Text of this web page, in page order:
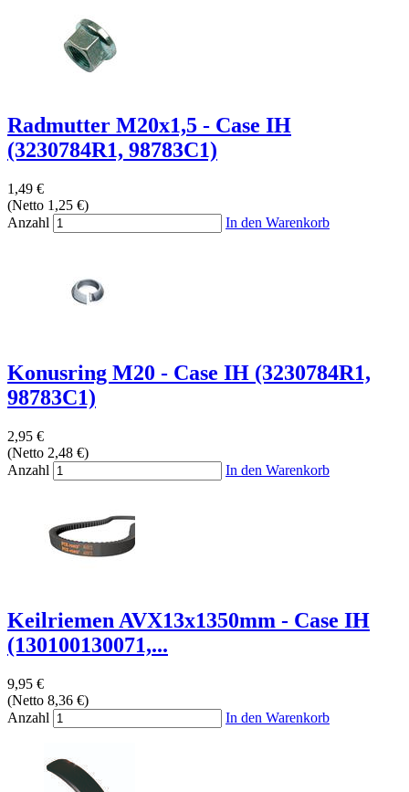
Radmutter M20x1,5 - Case IH
(3230784R1, 98783C1)
1,49 €
(Netto 1,25 €)
Anzahl
In den Warenkorb
Konusring M20 - Case IH (3230784R1,
98783C1)
2,95 €
(Netto 2,48 €)
Anzahl
In den Warenkorb
Keilriemen AVX13x1350mm - Case IH
(130100130071,...
9,95 €
(Netto 8,36 €)
Anzahl
In den Warenkorb